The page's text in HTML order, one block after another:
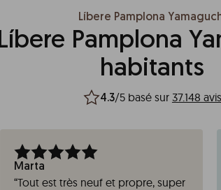
Líbere Pamplona
Pamplona
habitants
4.3/5 basé sur 37.148 avis
Marta
“Tout est très neuf et propre, super